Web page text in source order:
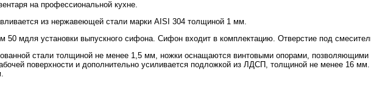
на профессиональной кухне.
из нержавеющей стали марки AISI 304 толщиной 1 мм.
50 мдля установки выпускного сифона. Сифон входит в комплектацию. Отверстие под
стали толщиной не менее 1,5 мм, ножки оснащаются винтовыми опорами,
поверхности и дополнительно усиливается подложкой из ЛДСП, толщиной не менее 16 мм.